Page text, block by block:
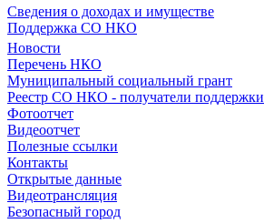
Сведения о доходах и имуществе
Поддержка СО НКО
Новости
Перечень НКО
Муниципальный социальный грант
Реестр СО НКО - получатели поддержки
Фотоотчет
Видеоотчет
Полезные ссылки
Контакты
Открытые данные
Видеотрансляция
Безопасный город